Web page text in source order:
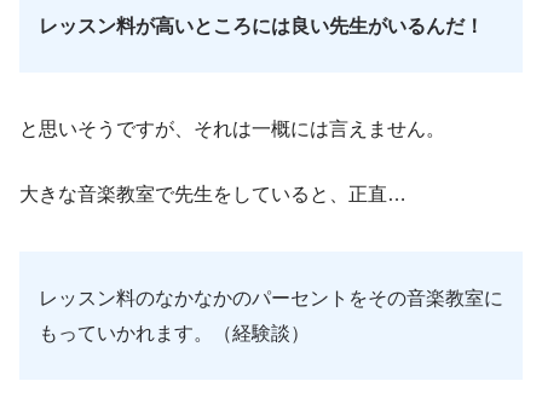
レッスン料が高いところには良い先生がいるんだ！
と思いそうですが、それは一概には言えません。
大きな音楽教室で先生をしていると、正直…
レッスン料のなかなかのパーセントをその音楽教室に
もっていかれます。（経験談）